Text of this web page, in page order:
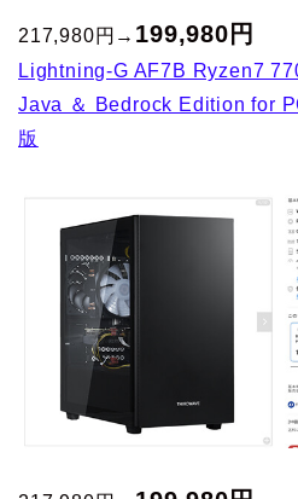
217,980円→ 199,980円
Lightning-G AF7B Ryzen7
Java ＆ Bedrock Edition for
版